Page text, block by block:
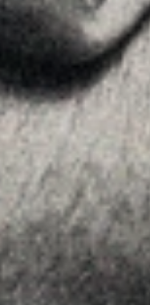
·
DE PRIVACIDAD